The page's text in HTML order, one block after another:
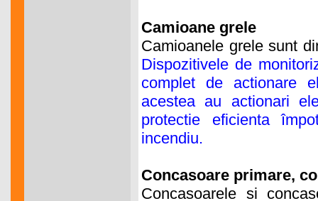
Camioane grele
Camioanele grele sunt
Dispozitivele de
complet de actionare
acestea au actionari
protectie eficienta
incendiu.
Concasoare primare,
Concasoarele si